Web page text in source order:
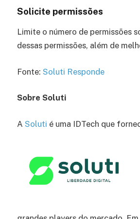
Solicite permissões
Limite o número de permissões
dessas permissões, além de
Fonte: Soluti Responde
Sobre Soluti
A Soluti é uma IDTech que